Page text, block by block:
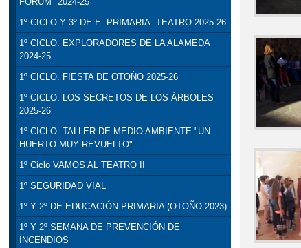
1º CICLO Y 3º DE E. PRIMARIA. TEATRO 2025-26
1º CICLO. EXPLORADORES DE LA ALAMEDA
2024-25
1º CICLO. FIESTA DE OTOÑO 2025-26
1º CICLO. LOS SECRETOS DE LOS ÁRBOLES
2025-26
1º CICLO. TALLER DE MEDIO AMBIENTE "UN
HUERTO MUY REVUELTO"
1º Ciclo VAMOS AL TEATRO II
1º SEGURIDAD VIAL
1º Y 2º DE EDUCACIÓN PRIMARIA (OTOÑO 2023)
1º Y 2º SEMANA DE PREVENCIÓN DE
INCENDIOS